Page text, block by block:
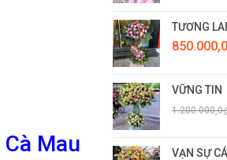
Mau
TƯƠNG
850.000,0
VỮNG TIN
1.200.000,0
VẠN SỰ